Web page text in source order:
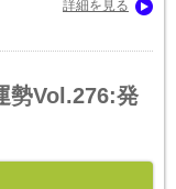
詳細を見る
勢Vol.276:発